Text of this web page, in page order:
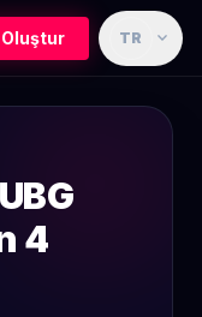
TR expand_more
4